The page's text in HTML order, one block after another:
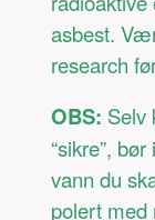
asbest.
research
OBS: Selv
“sikre”,
vann du
polert med